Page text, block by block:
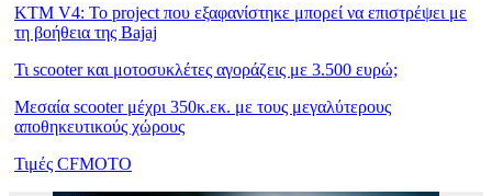
KTM V4: Το project που εξαφανίστηκε μπορεί να επιστρέψει με
τη βοήθεια της Bajaj
Τι scooter και μοτοσυκλέτες αγοράζεις με 3.500 ευρώ;
Μεσαία scooter μέχρι 350κ.εκ. με τους μεγαλύτερους
αποθηκευτικούς χώρους
Τιμές CFMOTO